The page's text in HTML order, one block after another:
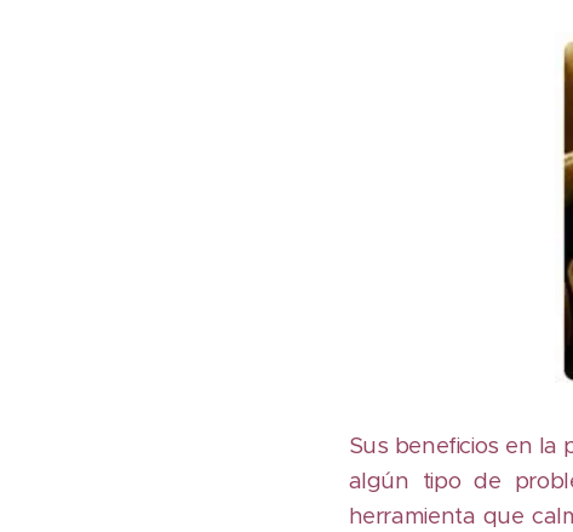
Sus beneficios en la
algún tipo de
herramienta que